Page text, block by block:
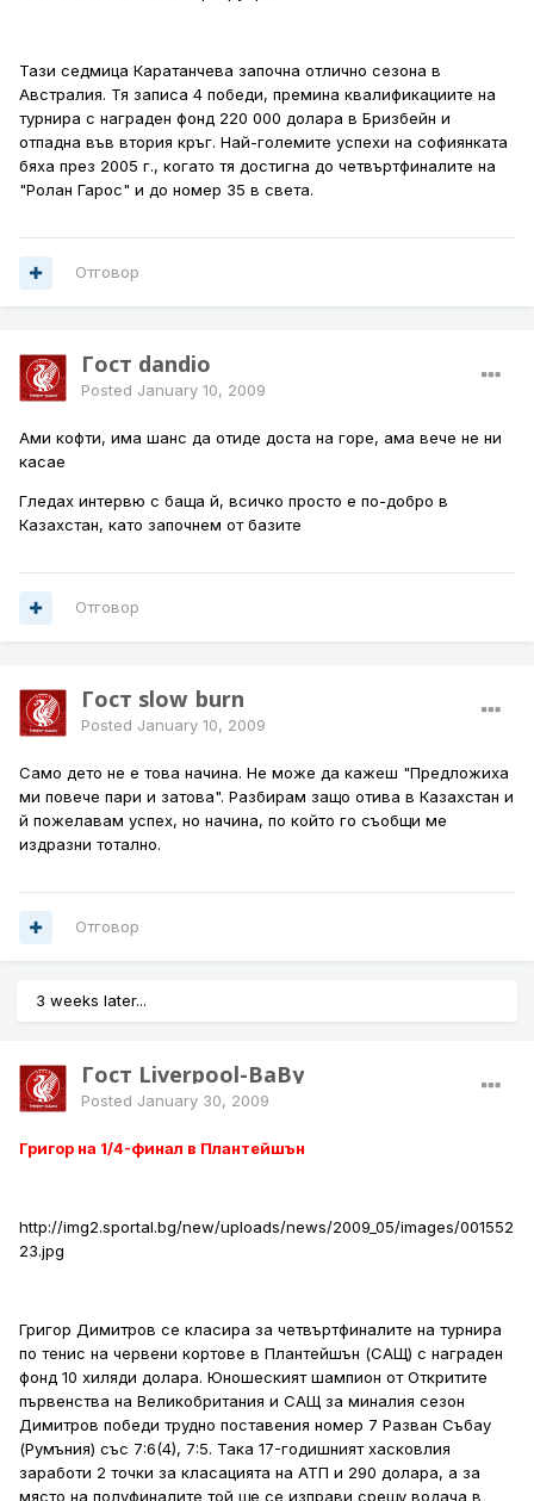
Тази седмица Каратанчева започна отлично сезона в
Австралия. Тя записа 4 победи, премина квалификациите на
турнира с награден фонд 220 000 долара в Бризбейн и
отпадна във втория кръг. Най-големите успехи на софиянката
бяха през 2005 г., когато тя достигна до четвъртфиналите на
"Ролан Гарос" и до номер 35 в света.
Отговор
Гост dandio
Posted January 10, 2009
Ами кофти, има шанс да отиде доста на горе, ама вече не ни
касае
Гледах интервю с баща й, всичко просто е по-добро в
Казахстан, като започнем от базите
Отговор
Гост slow_burn
Posted January 10, 2009
Само дето не е това начина. Не може да кажеш "Предложиха
ми повече пари и затова". Разбирам защо отива в Казахстан и
й пожелавам успех, но начина, по който го съобщи ме
издразни тотално.
Отговор
3 weeks later...
Гост Liverpool-BaBy
Posted January 30, 2009
Григор на 1/4-финал в Плантейшън
http://img2.sportal.bg/new/uploads/news/2009_05/images/001552
23.jpg
Григор Димитров се класира за четвъртфиналите на турнира
по тенис на червени кортове в Плантейшън (САЩ) с награден
фонд 10 хиляди долара. Юношеският шампион от Откритите
първенства на Великобритания и САЩ за миналия сезон
Димитров победи трудно поставения номер 7 Разван Събау
(Румъния) със 7:6(4), 7:5. Така 17-годишният хасковлия
заработи 2 точки за класацията на АТП и 290 долара, а за
място на полуфиналите той ще се изправи срещу водача в